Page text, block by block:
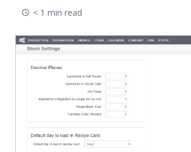
< 1 min read